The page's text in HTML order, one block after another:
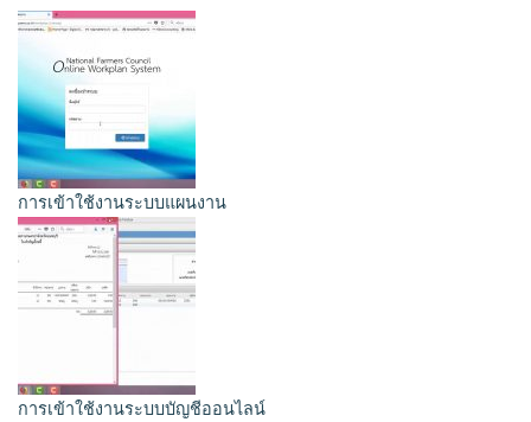
การเข้าใช้งานระบบแผนงาน
การเข้าใช้งานระบบบัญชีออนไลน์